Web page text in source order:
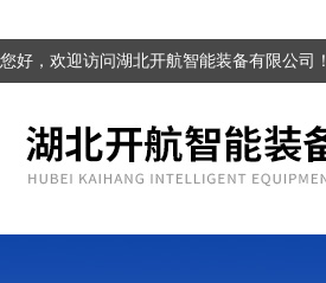
您好，欢迎访问湖北开航智能装备有限公司！